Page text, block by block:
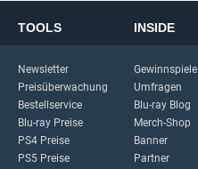
TOOLS
Newsletter
Preisüberwachung
Bestellservice
Blu-ray Preise
PS4 Preise
PS5 Preise
INSIDE
Gewinnspiele
Umfragen
Blu-ray Blog
Merch-Shop
Banner
Partner